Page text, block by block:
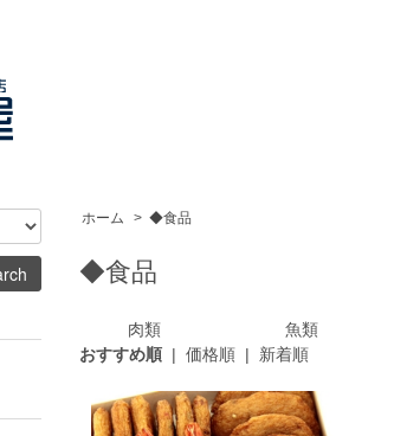
ホーム > ◆食品
◆食品
肉類 魚類
おすすめ順| 価格順| 新着順